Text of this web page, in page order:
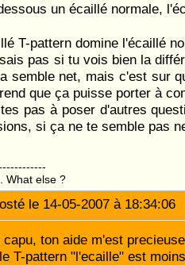
un écaillé normale,
T-pattern domine l'écaillé
pas si tu vois bien la
semble net, mais c'est sur
que ça puisse porter à
pas à poser d'autres
si ça ne te semble pas
What else ?
le 14-05-2007 à
capu, ton aide m'est
T-pattern "l'ecaille" est